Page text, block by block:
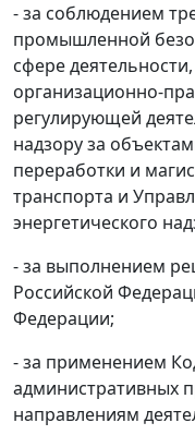
- за соблюдением
промышленной
сфере
организационно-
регулирующей
надзору за
переработки и
транспорта и
энергетического
- за выполнением
Российской
Федерации;
- за применением
административных
направлениям